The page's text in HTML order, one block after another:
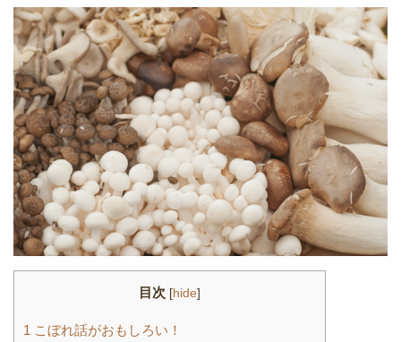
目次 [hide]
1 こぼれ話がおもしろい！